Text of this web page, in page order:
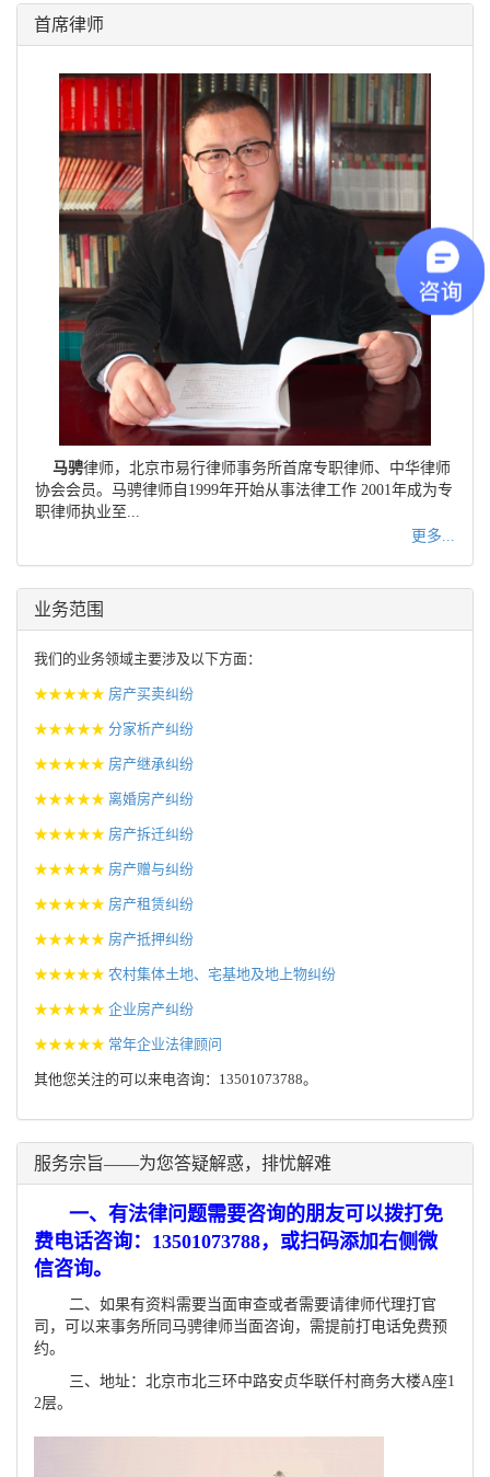
首席律师
马骋律师，北京市易行律师事务所首席专职律师、中华律师
协会会员。马骋律师自1999年开始从事法律工作 2001年成为专
职律师执业至...
更多...
业务范围
我们的业务领域主要涉及以下方面：
★★★★★ 房产买卖纠纷
★★★★★ 分家析产纠纷
★★★★★ 房产继承纠纷
★★★★★ 离婚房产纠纷
★★★★★ 房产拆迁纠纷
★★★★★ 房产赠与纠纷
★★★★★ 房产租赁纠纷
★★★★★ 房产抵押纠纷
★★★★★ 农村集体土地、宅基地及地上物纠纷
★★★★★ 企业房产纠纷
★★★★★ 常年企业法律顾问
其他您关注的可以来电咨询：13501073788。
服务宗旨——为您答疑解惑，排忧解难
一、有法律问题需要咨询的朋友可以拨打免
费电话咨询：13501073788，或扫码添加右侧微
信咨询。
二、如果有资料需要当面审查或者需要请律师代理打官
司，可以来事务所同马骋律师当面咨询，需提前打电话免费预
约。
三、地址：北京市北三环中路安贞华联仟村商务大楼A座1
2层。